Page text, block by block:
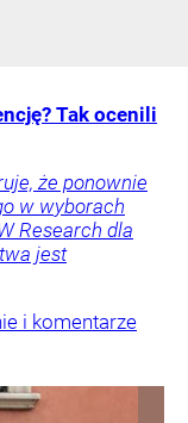
Tak ocenili
że ponownie
w wyborach
Research dla
jest
i komentarze